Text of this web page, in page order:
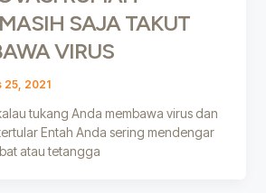
SAJA TAKUT
VIRUS
25, 2021
tukang Anda membawa virus dan
Entah Anda sering mendengar
atau tetangga